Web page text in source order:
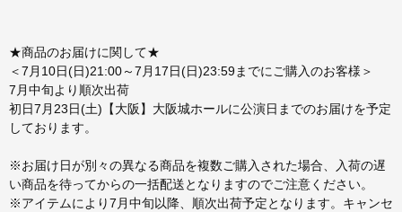
★商品のお届けに関して★
＜7月10日(日)21:00～7月17日(日)23:59までにご購入のお客様＞
7月中旬より順次出荷
初日7月23日(土)【大阪】大阪城ホールに公演日までのお届けを予定
しております。
※お届け日が別々の異なる商品を複数ご購入された場合、入荷の遅
い商品を待ってからの一括配送となりますのでご注意ください。
※アイテムにより7月中旬以降、順次出荷予定となります。キャンセ